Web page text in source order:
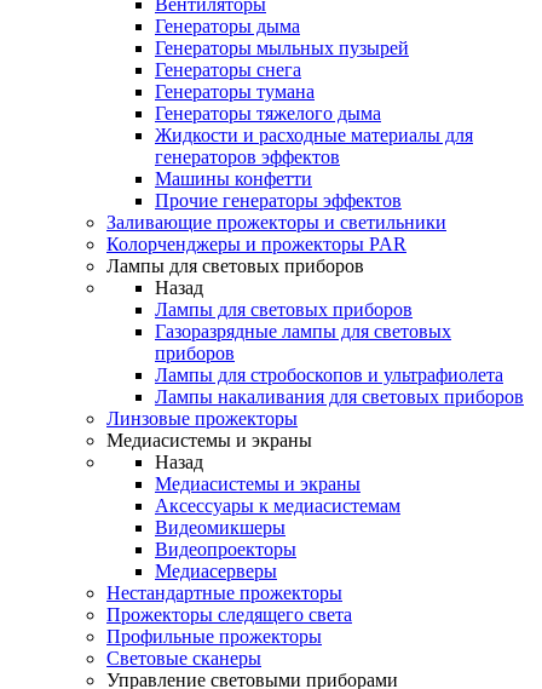
Вентиляторы
Генераторы дыма
Генераторы мыльных пузырей
Генераторы снега
Генераторы тумана
Генераторы тяжелого дыма
Жидкости и расходные материалы для
генераторов эффектов
Машины конфетти
Прочие генераторы эффектов
Заливающие прожекторы и светильники
Колорченджеры и прожекторы PAR
Лампы для световых приборов
Назад
Лампы для световых приборов
Газоразрядные лампы для световых
приборов
Лампы для стробоскопов и ультрафиолета
Лампы накаливания для световых приборов
Линзовые прожекторы
Медиасистемы и экраны
Назад
Медиасистемы и экраны
Аксессуары к медиасистемам
Видеомикшеры
Видеопроекторы
Медиасерверы
Нестандартные прожекторы
Прожекторы следящего света
Профильные прожекторы
Световые сканеры
Управление световыми приборами